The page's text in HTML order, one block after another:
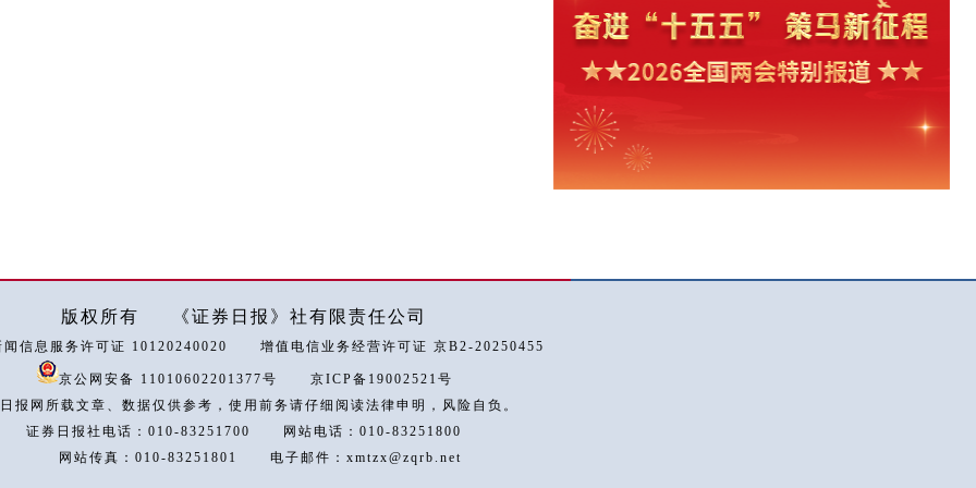
版权所有 《证券日报》社有限责任公司
闻信息服务许可证 10120240020 增值电信业务经营许可证 京B2-20250455
京公网安备 11010602201377号
京ICP备19002521号
报网所载文章、数据仅供参考，使用前务请仔细阅读法律申明，风险自负。
证券日报社电话：010-83251700
网站电话：010-83251800
网站传真：010-83251801
电子邮件：xmtzx@zqrb.net